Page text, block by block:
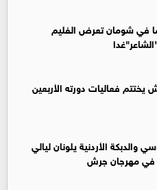
في شومان تعرض الفليم
فعاليات دورته الأربعين
والدبكة الأردنية يلونان ليالي
في مهرجان جرش